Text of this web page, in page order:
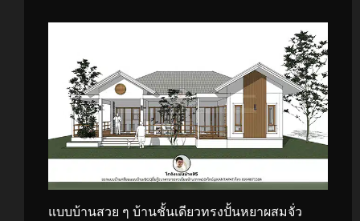
แบบบ้านสวย ๆ บ้านชั้นเดียวทรงปั้นหยาผสมจั่ว